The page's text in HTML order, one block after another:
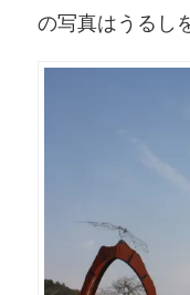
の写真はうるし